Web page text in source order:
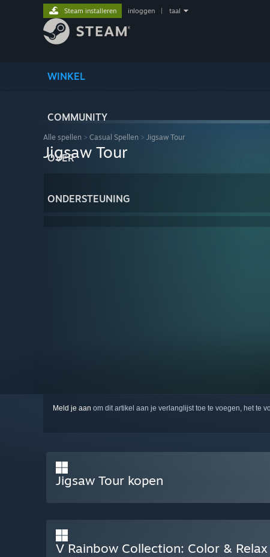
WINKEL
COMMUNITY
OVER
ONDERSTEUNING
Steam installeren inloggen taal
Alle spellen > Casual Spellen > Jigsaw Tour
Jigsaw Tour
Meld je aan om dit artikel aan je verlanglijst toe te voegen, het te
Jigsaw Tour kopen
V Rainbow Collection: Color &